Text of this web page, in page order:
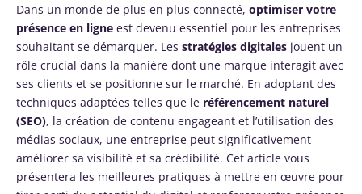
Dans un monde de plus en plus connecté, optimiser votre
présence en ligne est devenu essentiel pour les entreprises
souhaitant se démarquer. Les stratégies digitales jouent un
rôle crucial dans la manière dont une marque interagit avec
ses clients et se positionne sur le marché. En adoptant des
techniques adaptées telles que le référencement naturel
(SEO), la création de contenu engageant et l’utilisation des
médias sociaux, une entreprise peut significativement
améliorer sa visibilité et sa crédibilité. Cet article vous
présentera les meilleures pratiques à mettre en œuvre pour